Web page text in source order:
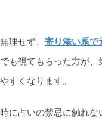
理せず、 寄り添い系で
も視てもらった方が、
すくなります。
に占いの禁忌に触れな